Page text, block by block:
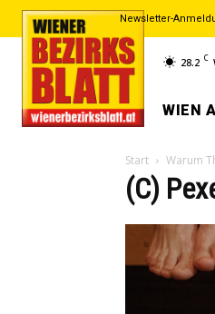
Newsletter-
28.2 C
WIEN
Start Warum
(C)